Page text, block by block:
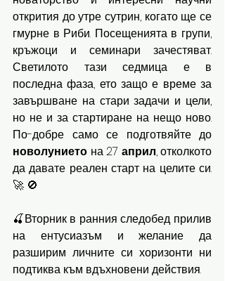
открития до утре сутрин, когато ще се
гмурне в Риби. Посещенията в групи,
кръжоци и семинари зачестяват.
Светилото тази седмица е в
последна фаза, ето защо е време за
завършване на стари задачи и цели,
но не и за стартиране на нещо ново.
новолунието на 27 април, отколкото
да давате реален старт на целите си.
🚀 🚫
🍒Вторник в ранния следобед прилив
на ентусиазъм и желание да
разширим личните си хоризонти ни
подтиква към вдъхновени действия.